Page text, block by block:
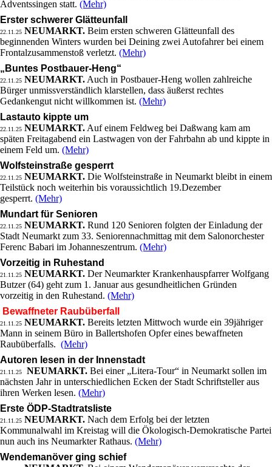
Adventssingen statt. (Mehr)
Erster schwerer Glätteunfall
22.11.25 NEUMARKT. Beim ersten schweren Glätteunfall des
beginnenden Winters wurden bei Deining zwei Autofahrer bei einem
Frontalzusammenstoß verletzt. (Mehr)
„Buntes Postbauer-Heng“
22.11.25 NEUMARKT. Auch in Postbauer-Heng wollen zahlreiche
Bürger unmissverständlich klarstellen, dass äußerst rechtes
Gedankengut nicht willkommen ist. (Mehr)
Lastauto kippte um
22.11.25 NEUMARKT. Auf einem Feldweg bei Daßwang kam am
späten Freitagabend ein Lastwagen von der Fahrbahn ab und kippte in
einem Feld um. (Mehr)
Wolfsteinstraße gesperrt
22.11.25 NEUMARKT. Die Wolfsteinstraße in Neumarkt bleibt in einem
Teilstück noch weiterhin bis voraussichtlich 19.Dezember
gesperrt. (Mehr)
Mundart für Senioren
22.11.25 NEUMARKT. Rund 120 Senioren folgten der Einladung der
Stadt Neumarkt zum 33. Seniorennachmittag mit dem Salonorchester
Ferenc Babari im Johanneszentrum. (Mehr)
Vorzeitig in Ruhestand
21.11.25 NEUMARKT. Der Neumarkter Krankenhauspfarrer Wolfgang
Butzer (64) geht zum 1. Januar aus gesundheitlichen Gründen
vorzeitig in den Ruhestand. (Mehr)
Bewaffneter Raubüberfall
21.11.25 NEUMARKT. Bereits letzten Mittwoch wurde ein 39jähriger
Mann in seinem Büro in Ballertshofen Opfer eines bewaffneten
Raubüberfalls. (Mehr)
Autoren lesen in der Innenstadt
21.11.25 NEUMARKT. Bei einer „Litera-Tour“ in Neumarkt sollen im
nächsten Jahr in unterschiedlichen Ecken der Stadt Schriftsteller aus
ihren Werken lesen. (Mehr)
Erste ÖDP-Stadtratsliste
21.11.25 NEUMARKT. Nach dem Erfolg bei der letzten
Kommunalwahl im Kreistag will die Ökologisch-Demokratische Partei
nun auch ins Neumarkter Rathaus. (Mehr)
Wendemanöver ging schief